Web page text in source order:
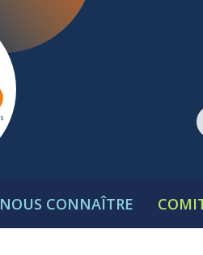
NOUS CONNAÎTRE